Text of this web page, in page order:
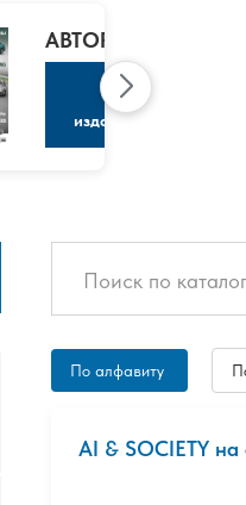
АВТОРЕВЮ
К
изданию
По алфавиту
AI & SOCIETY